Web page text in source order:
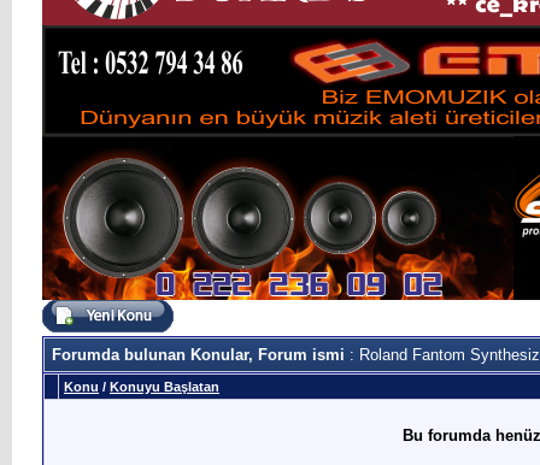
Forumda bulunan Konular, Forum ismi : Roland Fantom
Konu / Konuyu Başlatan
Bu forumda